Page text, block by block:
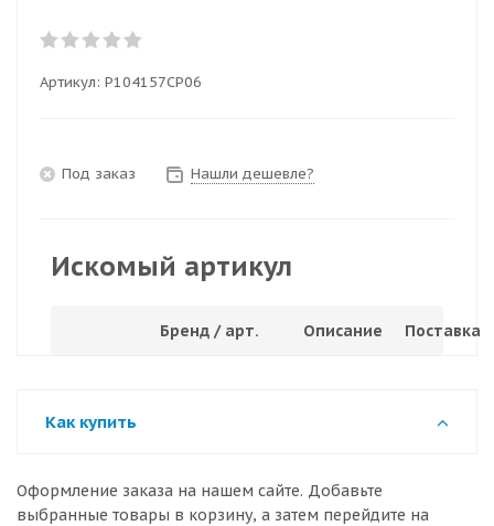
Артикул: P104157CP06
Под заказ Нашли дешевле?
Искомый артикул
Бренд / арт. Описание Поставка
Как купить
Оформление заказа на нашем сайте. Добавьте
выбранные товары в корзину, а затем перейдите на